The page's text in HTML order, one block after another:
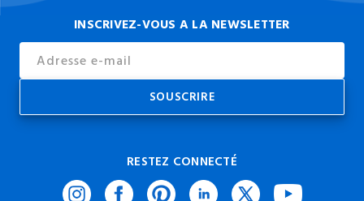
INSCRIVEZ-VOUS A LA NEWSLETTER
Address
RESTEZ CONNECTÉ